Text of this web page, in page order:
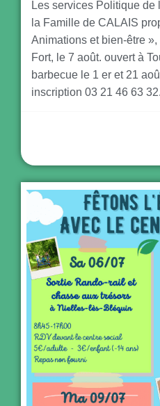
Les services Politique
la Famille de CALAIS
Animations et bien-être
Fort, le 7 août. ouvert à
barbecue le 1 er et 21
inscription 03 21 46 63 32.